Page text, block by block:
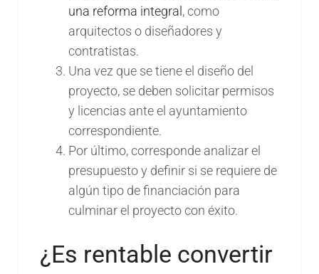
una reforma integral , como
arquitectos o diseñadores y
contratistas.
Una vez que se tiene el diseño del
proyecto, se deben solicitar permisos
y licencias ante el ayuntamiento
correspondiente.
Por último, corresponde analizar el
presupuesto y definir si se requiere de
algún tipo de financiación para
culminar el proyecto con éxito.
¿Es rentable convertir